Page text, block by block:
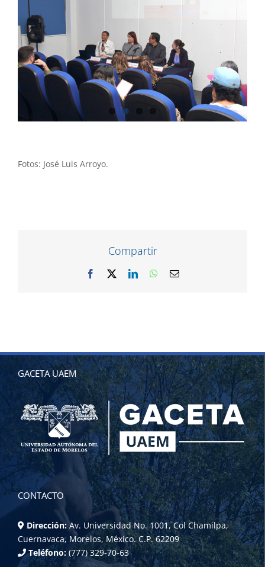
Fotos: José Luis Arroyo.
Compartir
Facebook LinkedInWhatsApp
Correo
GACETA UAEM
CONTACTO
Dirección: Av. Universidad No. 1001, Col Chamilpa,
Cuernavaca, Morelos, México. C.P. 62209
Teléfono: (777) 329-70-63